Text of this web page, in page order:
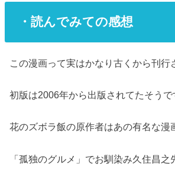
・読んでみての感想
この漫画って実はかなり古くから刊行
初版は2006年から出版されてたそうで
花のズボラ飯の原作者はあの有名な漫
「孤独のグルメ」でお馴染み久住昌之